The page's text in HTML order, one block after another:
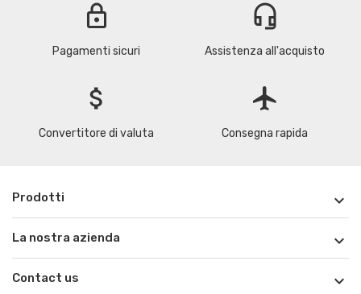
lock
Pagamenti sicuri
headset_mic
Assistenza all'acquisto
attach_money
Convertitore di valuta
flight
Consegna rapida
Prodotti 
La nostra azienda 
Contact us 